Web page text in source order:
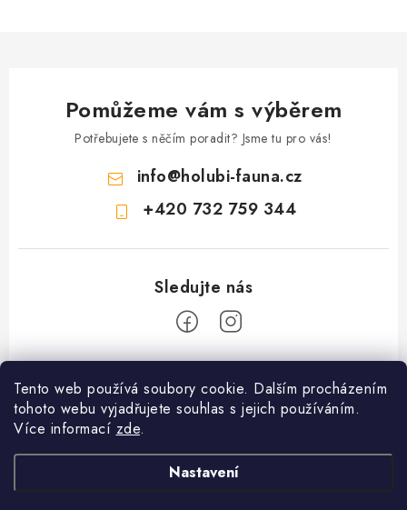
Tento web používá soubory cookie. Dalším procházením
tohoto webu vyjadřujete souhlas s jejich používáním.
Více informací zde.
Nastavení
Pomůžeme vám s výběrem
Potřebujete s něčím poradit? Jsme tu pro vás!
info@holubi-fauna.cz
+420 732 759 344
Z
PRODEJNA PŘEROV KRMIVA a ZAHRADA - VÝDEJNÍ MÍSTO
ESHOPU Fauna Hradil s.r.o. ul. 9. května 90 Přerov I město 75002
Krmiva a produkty pro holuby ,drůbež, exoty ,psy, kočky a
zahradkářské potřeby. Prodejní doba Po - 8.00 - 17.00 Út - 8.00 -
17.00 St - 8.00 - 17.00 Čt - 8.00 - 17.00 Pá - 8.00 - 17.00 So -
8.00 - 12.00 Ne - zavřeno Tel. 732759344
Informace pro vás
Slevy